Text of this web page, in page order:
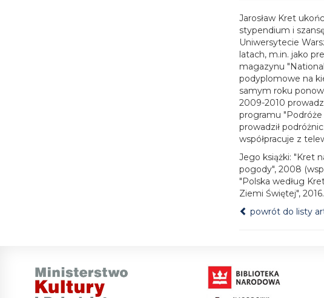
Jarosław Kret
stypendium i
Uniwersytecie
latach, m.in. jako
magazynu
podyplomowe na
samym roku
2009-2010
programu "Podróże
prowadził
współpracuje z
Jego książki: "Kret
pogody", 2008
"Polska według
Ziemi Świętej", 2016.
powrót do listy